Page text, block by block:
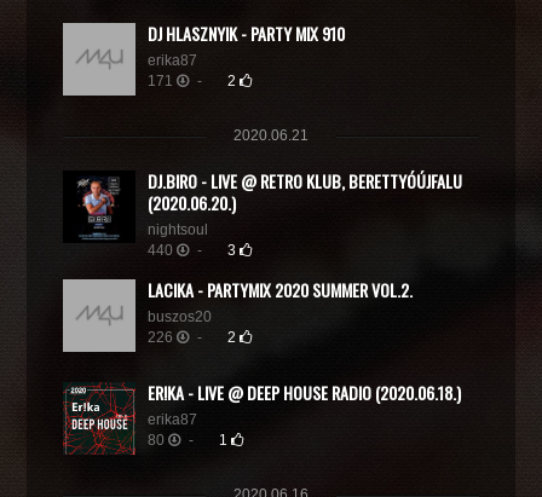
DJ HLASZNYIK - PARTY MIX 910
erika87
171
- 2
2020.06.21
DJ.BIRO - LIVE @ RETRO KLUB, BERETTYÓÚJFALU
(2020.06.20.)
nightsoul
440
- 3
LACIKA - PARTYMIX 2020 SUMMER VOL.2.
buszos20
226
- 2
ER!KA - LIVE @ DEEP HOUSE RADIO (2020.06.18.)
erika87
80
- 1